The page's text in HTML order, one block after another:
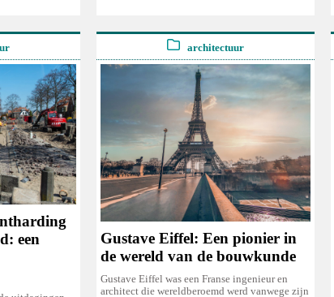
een
architectuur
Gustave Eiffel: Een pionier in
de wereld van de bouwkunde
Gustave Eiffel was een Franse ingenieur en
architect die wereldberoemd werd vanwege zijn